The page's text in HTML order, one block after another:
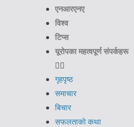
एनआरएनए
विश्व
टिप्स
यूरोपका महत्वपूर्ण संपर्कहरू
गृहपृष्ठ
समाचार
बिचार
सफलताको कथा